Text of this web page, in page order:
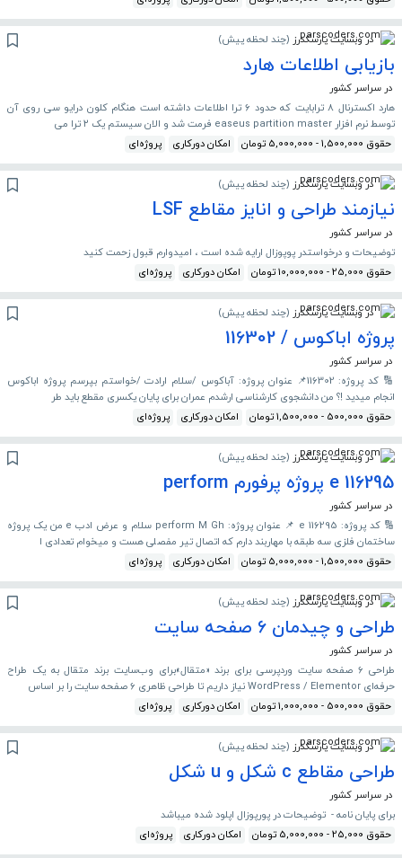
در وبسایت پارسکدرز (چند لحظه پیش)
بازیابی اطلاعات هارد
در سراسر کشور
هارد اکسترنال ۸ ترابایت که حدود ۶ ترا اطلاعات داشته است هنگام کلون درایو سی روی آن
توسط نرم افزار easeus partition master فرمت شد و الان سیستم یک ۲ ترا می
حقوق 1,500,000 - 5,000,000 تومان
امکان دورکاری پروژه‌ای
در وبسایت پارسکدرز (چند لحظه پیش)
نیازمند طراحی و انایز مقاطع LSF
در سراسر کشور
توضیحات و درخواستدر پوپوزال ارایه شده است ، امیدوارم قبول زحمت کنید
حقوق 25,000 - 10,000,000 تومان
امکان دورکاری پروژه‌ای
در وبسایت پارسکدرز (چند لحظه پیش)
پروژه اباکوس / 116302
در سراسر کشور
🔢 کد پروژه: 116302📌 عنوان پروژه: آباکوس /سلام ارادت /خواستم بپرسم پروژه اباکوس
انجام میدید !؟ من دانشجوی کارشناسی ارشدم عمران برای پایان یکسری مقطع باید طر
حقوق 500,000 - 1,500,000 تومان
امکان دورکاری پروژه‌ای
در وبسایت پارسکدرز (چند لحظه پیش)
116295 e پروژه پرفورم perform
در سراسر کشور
🔢 کد پروژه: 116295 e 📌 عنوان پروژه: perform M Gh سلام و عرض ادب e من یک پروژه
ساختمان فلزی سه طبقه با مهاربند دارم که اتصال تیر مفصلی هست و میخوام تعدادی ا
حقوق 1,500,000 - 5,000,000 تومان
امکان دورکاری پروژه‌ای
در وبسایت پارسکدرز (چند لحظه پیش)
طراحی و چیدمان ۶ صفحه سایت
در سراسر کشور
طراحی ۶ صفحه سایت وردپرسی برای برند «متقال»برای وب‌سایت برند متقال به یک طراح
حرفه‌ای WordPress / Elementor نیاز داریم تا طراحی ظاهری ۶ صفحه سایت را بر اساس
حقوق 500,000 - 1,000,000 تومان
امکان دورکاری پروژه‌ای
در وبسایت پارسکدرز (چند لحظه پیش)
طراحی مقاطع c شکل و u شکل
در سراسر کشور
برای پایان نامه - توضیحات در پورپوزال اپلود شده میباشد
حقوق 25,000 - 5,000,000 تومان
امکان دورکاری پروژه‌ای